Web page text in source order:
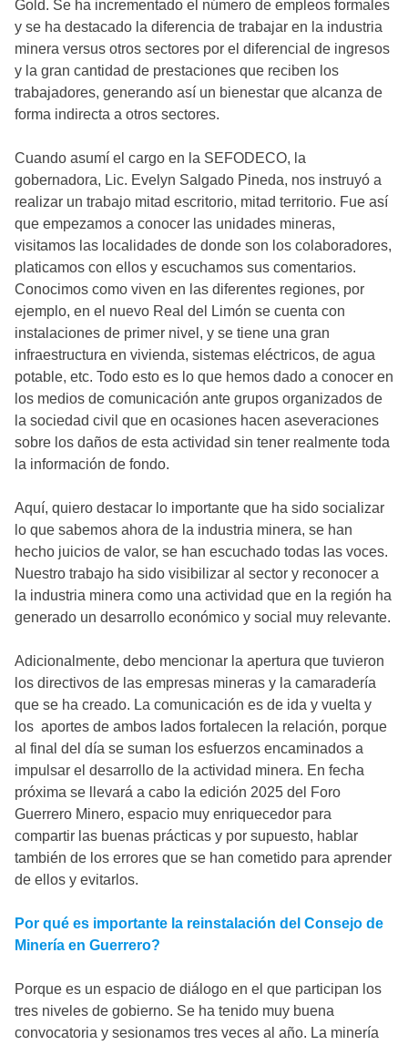
Gold. Se ha incrementado el número de empleos formales
y se ha destacado la diferencia de trabajar en la industria
minera versus otros sectores por el diferencial de ingresos
y la gran cantidad de prestaciones que reciben los
trabajadores, generando así un bienestar que alcanza de
forma indirecta a otros sectores.
Cuando asumí el cargo en la SEFODECO, la
gobernadora, Lic. Evelyn Salgado Pineda, nos instruyó a
realizar un trabajo mitad escritorio, mitad territorio. Fue así
que empezamos a conocer las unidades mineras,
visitamos las localidades de donde son los colaboradores,
platicamos con ellos y escuchamos sus comentarios.
Conocimos como viven en las diferentes regiones, por
ejemplo, en el nuevo Real del Limón se cuenta con
instalaciones de primer nivel, y se tiene una gran
infraestructura en vivienda, sistemas eléctricos, de agua
potable, etc. Todo esto es lo que hemos dado a conocer en
los medios de comunicación ante grupos organizados de
la sociedad civil que en ocasiones hacen aseveraciones
sobre los daños de esta actividad sin tener realmente toda
la información de fondo.
Aquí, quiero destacar lo importante que ha sido socializar
lo que sabemos ahora de la industria minera, se han
hecho juicios de valor, se han escuchado todas las voces.
Nuestro trabajo ha sido visibilizar al sector y reconocer a
la industria minera como una actividad que en la región ha
generado un desarrollo económico y social muy relevante.
Adicionalmente, debo mencionar la apertura que tuvieron
los directivos de las empresas mineras y la camaradería
que se ha creado. La comunicación es de ida y vuelta y
los aportes de ambos lados fortalecen la relación, porque
al final del día se suman los esfuerzos encaminados a
impulsar el desarrollo de la actividad minera. En fecha
próxima se llevará a cabo la edición 2025 del Foro
Guerrero Minero, espacio muy enriquecedor para
compartir las buenas prácticas y por supuesto, hablar
también de los errores que se han cometido para aprender
de ellos y evitarlos.
Por qué es importante la reinstalación del Consejo de
Minería en Guerrero?
Porque es un espacio de diálogo en el que participan los
tres niveles de gobierno. Se ha tenido muy buena
convocatoria y sesionamos tres veces al año. La minería